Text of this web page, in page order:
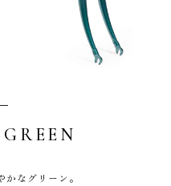
なグリーン。